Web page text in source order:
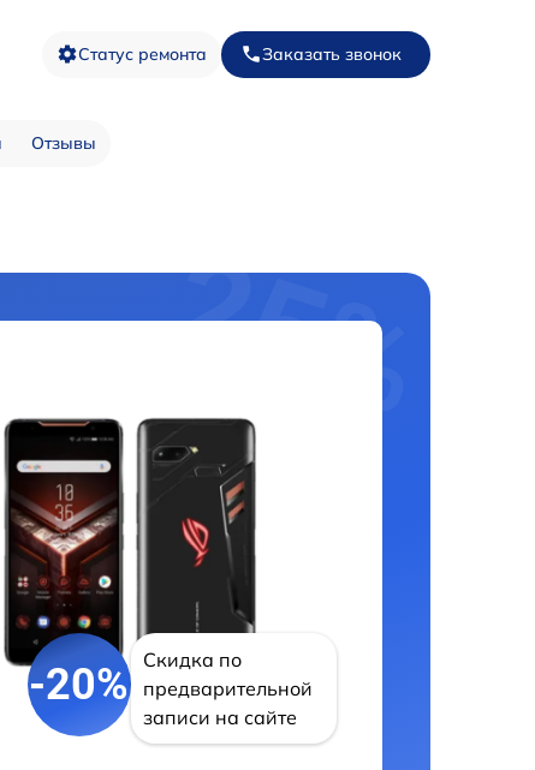
Статус ремонта Заказать звонок
Отзывы
-20%
Скидка по
предварительной
записи на сайте